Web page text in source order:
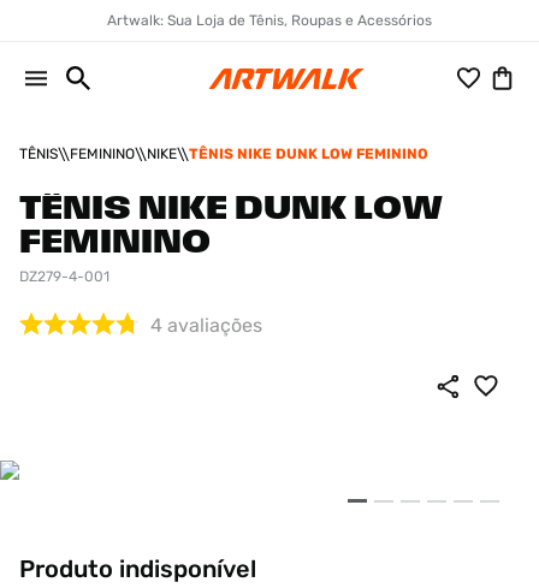
Artwalk: Sua Loja de Tênis, Roupas e Acessórios
TÊNIS FEMININO NIKE TÊNIS NIKE DUNK LOW FEMININO
TÊNIS NIKE DUNK LOW
FEMININO
DZ279-4-001
4 avaliações
Produto indisponível